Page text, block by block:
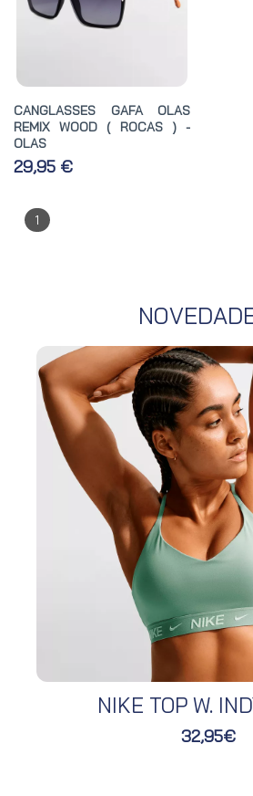
CANGLASSES GAFA OLAS
REMIX WOOD ( ROCAS ) -
OLAS
29,95 €
1
NIKE TOP W.
32,95€